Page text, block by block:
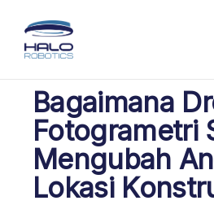
Bagaimana
Fotogrametri
Mengubah
Lokasi